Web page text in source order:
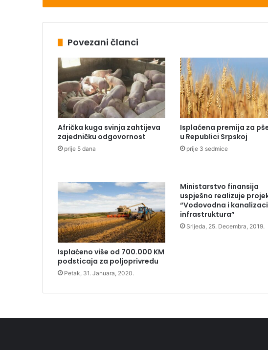
Povezani članci
Afrička kuga svinja zahtijeva
zajedničku odgovornost
prije 5 dana
Isplaćena premija za
u Republici Srpskoj
prije 3 sedmice
Isplaćeno više od 700.000 KM
podsticaja za poljoprivredu
Petak, 31. Januara, 2020.
Ministarstvo finansija
uspješno realizuje
“Vodovodna i
infrastruktura”
Srijeda, 25. Decembra, 2019.